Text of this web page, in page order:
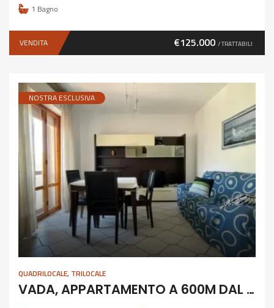
1 Bagno
VENDITA €125.000 / TRATTABILI
NOSTRA ESCLUSIVA
QUADRILOCALE, TRILOCALE
VADA, APPARTAMENTO A 600M DAL MARE